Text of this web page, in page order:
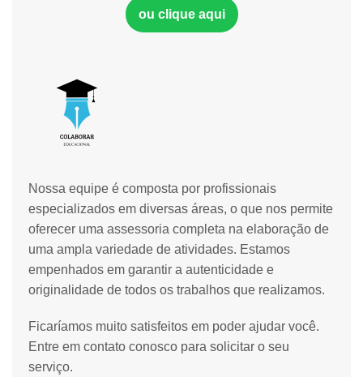
Nossa equipe é composta por profissionais
especializados em diversas áreas, o que nos permite
oferecer uma assessoria completa na elaboração de
uma ampla variedade de atividades. Estamos
empenhados em garantir a autenticidade e
originalidade de todos os trabalhos que realizamos.
Ficaríamos muito satisfeitos em poder ajudar você.
Entre em contato conosco para solicitar o seu
serviço.
ou clique aqui